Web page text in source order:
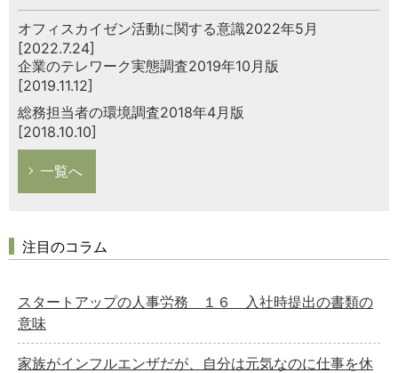
オフィスカイゼン活動に関する意識2022年5月
[2022.7.24]
企業のテレワーク実態調査2019年10月版
[2019.11.12]
総務担当者の環境調査2018年4月版
[2018.10.10]
一覧へ
注目のコラム
スタートアップの人事労務 １６ 入社時提出の書類の
意味
家族がインフルエンザだが、自分は元気なのに仕事を休